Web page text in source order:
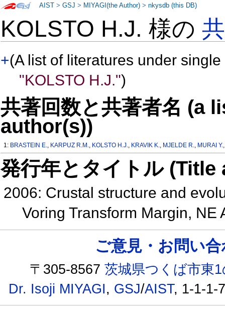
KOLSTO H.J. 様の
+(A list of literatures under
"KOLSTO H.J.")
共著回数と共著者名 (a
author(s))
1: BRASTEIN E., KARPUZ R.M., KOLSTO H.J., KRAVIK K., MJELDE R., MURAI Y.
発行年とタイトル
2006: Crustal structure and
Voring Transform Margin, NE
AIST >GSJ > MIYAGI(the Author) >nkysdb (this DB)
ご意見・お問い
〒305-8567茨城県つくば市東
Dr. Isoji MIYAGI, GSJ/AIST, 1-1-1-